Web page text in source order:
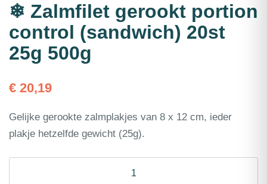
❄ Zalmfilet gerookt portion
control (sandwich) 20st
25g 500g
€ 20,19
Gelijke gerookte zalmplakjes van 8 x 12 cm, ieder
plakje hetzelfde gewicht (25g).